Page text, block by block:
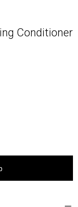
Conditioner